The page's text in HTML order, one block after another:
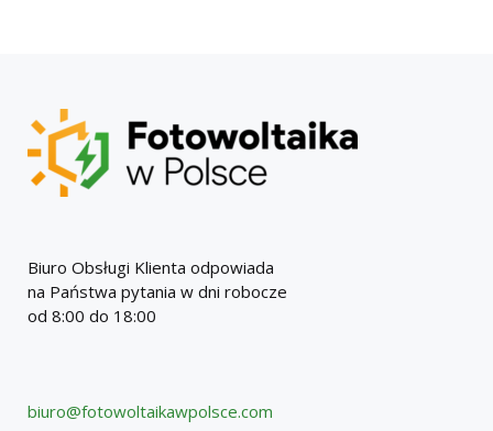
Biuro Obsługi Klienta odpowiada
na Państwa pytania w dni robocze
od 8:00 do 18:00
biuro@fotowoltaikawpolsce.com